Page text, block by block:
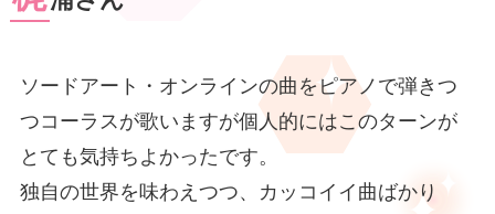
ソードアート・オンラインの曲をピアノで弾きつ
つコーラスが歌いますが個人的にはこのターンが
とても気持ちよかったです。
独自の世界を味わえつつ、カッコイイ曲ばかり